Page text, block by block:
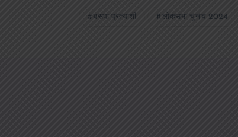
बसपा प्रत्याशी लोकसभा चुनाव 2024